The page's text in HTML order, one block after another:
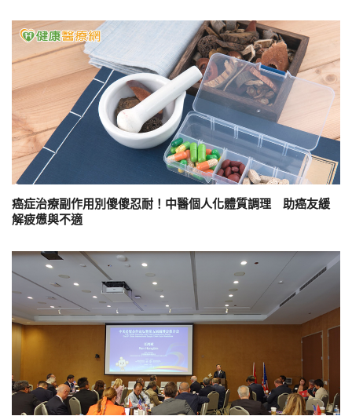
癌症治療副作用別傻傻忍耐！中醫個人化體質調理 助癌友緩
解疲憊與不適